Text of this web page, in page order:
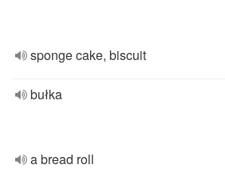
sponge cake, biscuit
bułka
a bread roll